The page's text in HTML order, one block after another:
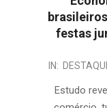
festas
IN:
Estudo